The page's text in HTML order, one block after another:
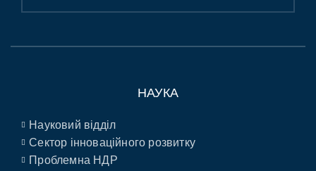
НАУКА
Науковий відділ
Сектор інноваційного розвитку
Проблемна НДР